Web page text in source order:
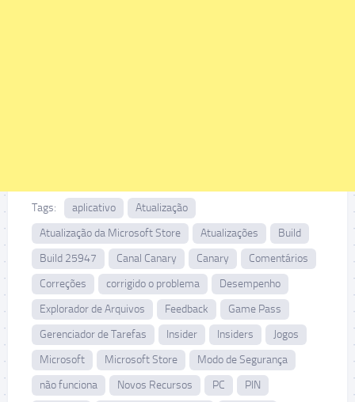
Tags: aplicativo
Atualização
Atualização da Microsoft Store
Atualizações
Build
Build 25947
Canal Canary Canary
Comentários
Correções
corrigido o problema
Desempenho
Explorador de Arquivos
Feedback
Game Pass
Gerenciador de Tarefas
Insider Insiders
Jogos
Microsoft
Microsoft Store
Modo de Segurança
não funciona
Novos Recursos PC
PIN